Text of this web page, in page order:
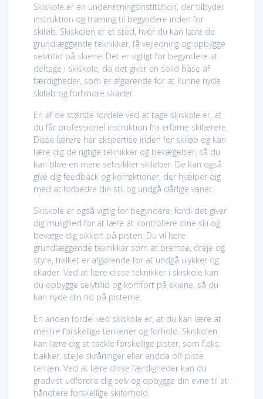
Skiskole er en undervisningsinstitution, der tilbyder
instruktion og træning til begyndere inden for
skiløb. Skiskolen er et sted, hvor du kan lære de
grundlæggende teknikker, få vejledning og opbygge
selvtillid på skiene. Det er vigtigt for begyndere at
deltage i skiskole, da det giver en solid base af
færdigheder, som er afgørende for at kunne nyde
skiløb og forhindre skader.
En af de største fordele ved at tage skiskole er, at
du får professionel instruktion fra erfarne skilærere.
Disse lærere har ekspertise inden for skiløb og kan
lære dig de rigtige teknikker og bevægelser, så du
kan blive en mere selvsikker skiløber. De kan også
give dig feedback og korrektioner, der hjælper dig
med at forbedre din stil og undgå dårlige vaner.
Skiskole er også vigtig for begyndere, fordi det giver
dig mulighed for at lære at kontrollere dine ski og
bevæge dig sikkert på pisten. Du vil lære
grundlæggende teknikker som at bremse, dreje og
styre, hvilket er afgørende for at undgå ulykker og
skader. Ved at lære disse teknikker i skiskole kan
du opbygge selvtillid og komfort på skiene, så du
kan nyde din tid på pisterne.
En anden fordel ved skiskole er, at du kan lære at
mestre forskellige terræner og forhold. Skiskolen
kan lære dig at tackle forskellige pister, som f.eks.
bakker, stejle skråninger eller endda off-piste
terræn. Ved at lære disse færdigheder kan du
gradvist udfordre dig selv og opbygge din evne til at
håndtere forskellige skiforhold.